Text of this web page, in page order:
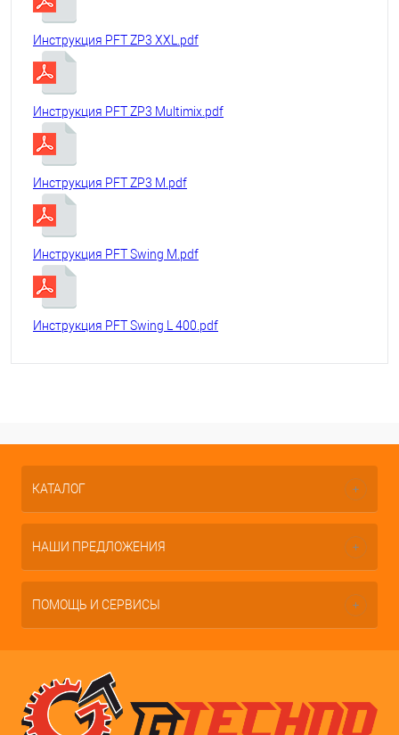
Инструкция PFT ZP3 XXL.pdf
Инструкция PFT ZP3 Multimix.pdf
Инструкция PFT ZP3 M.pdf
Инструкция PFT Swing M.pdf
Инструкция PFT Swing L 400.pdf
КАТАЛОГ
НАШИ ПРЕДЛОЖЕНИЯ
ПОМОЩЬ И СЕРВИСЫ